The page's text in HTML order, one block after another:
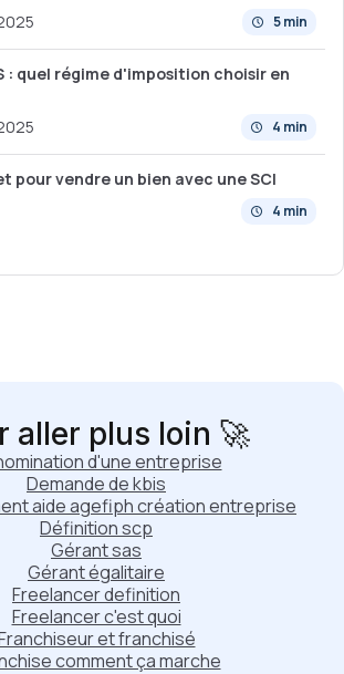
5 min
: quel régime d'imposition choisir en
4 min
pour vendre un bien avec une SCI
4 min
aller plus loin 🚀
d'une entreprise
Demande de kbis
aide agefiph création entreprise
Définition scp
Gérant sas
Gérant égalitaire
Freelancer definition
Freelancer c'est quoi
et franchisé
comment ça marche